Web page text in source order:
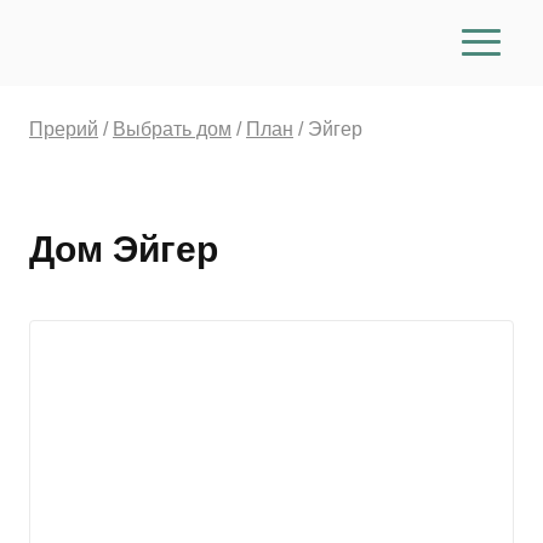
Дом Эйгер
Прерий / Выбрать дом / План / Эйгер
Пользователь, нажимая кнопку «Оставить
заявку», «Записаться на экскурсию», «Заказать
Согласие). Принятием (акцептом) оферты